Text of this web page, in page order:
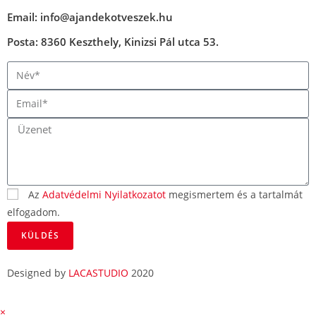
Email: info@ajandekotveszek.hu
Posta: 8360 Keszthely, Kinizsi Pál utca 53.
Az Adatvédelmi Nyilatkozatot megismertem és a tartalmát
elfogadom.
KÜLDÉS
Designed by LACASTUDIO 2020
×